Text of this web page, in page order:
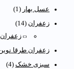
عسل بهار (1)
زعفران
(14)
زعفران
زعفران طرقا نوین (3)
سبزی خشک (4)